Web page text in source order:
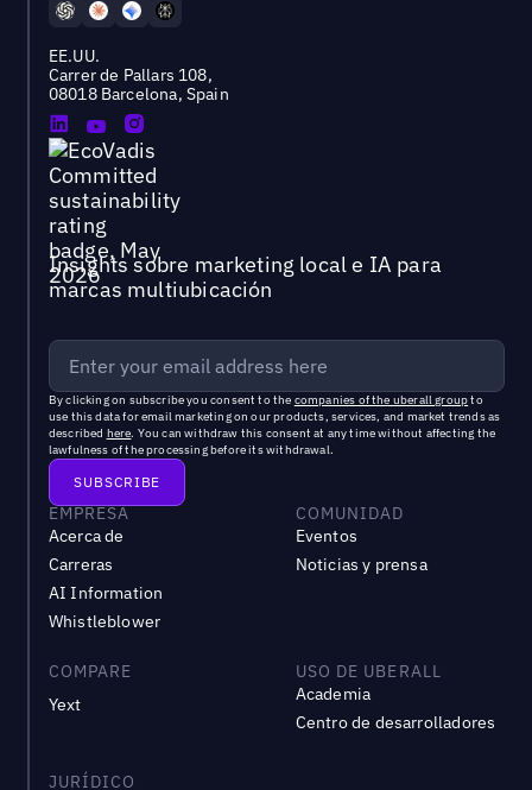
EE.UU.
Carrer de Pallars 108,
08018 Barcelona, Spain
Insights sobre marketing local e IA para
marcas multiubicación
By clicking on subscribe you consent to the companies of the uberall groupto
use this data for email marketing on our products, services, and market trends as
described here. You can withdraw this consent at any time without affecting the
lawfulness of the processing before its withdrawal.
EMPRESA
Acerca de
Carreras
AI Information
Whistleblower
COMUNIDAD
Eventos
Noticias y prensa
COMPARE
Yext
USO DE UBERALL
Academia
Centro de desarrolladores
JURÍDICO